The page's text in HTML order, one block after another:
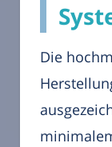
Die